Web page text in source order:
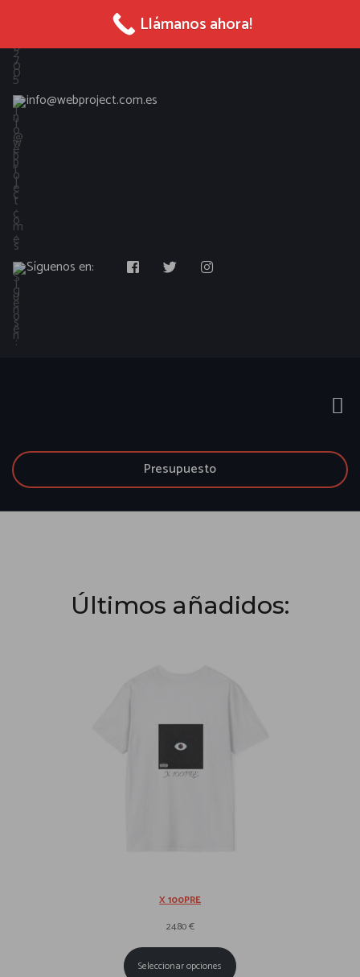
info@webproject.com.es
Síguenos en:
Presupuesto
Últimos añadidos:
X 100PRE
24.80€
Seleccionar opciones
Llámanos ahora!